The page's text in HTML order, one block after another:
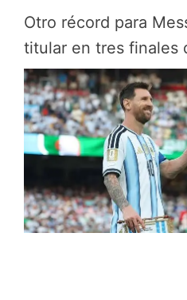
Otro récord para
titular en tres finales